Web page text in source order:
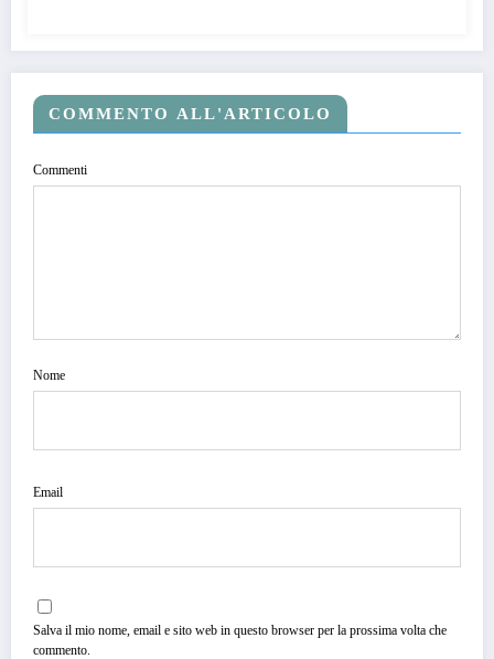
COMMENTO ALL'ARTICOLO
Commenti
Nome
Email
Salva il mio nome, email e sito web in questo browser per la prossima volta che
commento.